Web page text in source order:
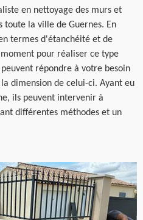
en nettoyage des murs et
toute la ville de Guernes. En
termes d'étanchéité et de
pour réaliser ce type
répondre à votre besoin
dimension de celui-ci. Ayant eu
ils peuvent intervenir à
différentes méthodes et un